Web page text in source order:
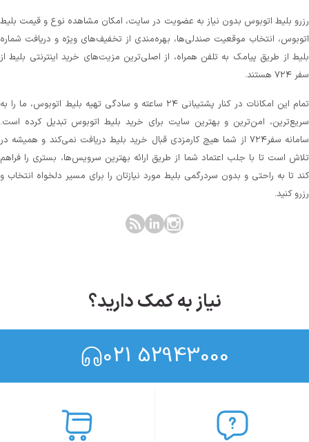
رزرو بلیط اتوبوس بدون نیاز به عضویت در سایت، امکان مشاهده نوع و قیمت بلیط
اتوبوس، انتخاب موقعیت صندلی‌ها، بهره‌مندی از تخفیف‌های ویژه و دریافت شماره‌
بلیط از طریق پیامک به تلفن همراه، از اصلی‌ترین مزیت‌های خرید اینترنتی بلیط از
سفر ۷۲۴ هستند.
تمام این امکانات در کنار پشتیبانی‌ ۲۴ ساعته و سادگی تهیه بلیط اتوبوس، ما را به
سریع‌ترین، امن‌ترین و بهترین سایت برای خرید بلیط اتوبوس تبدیل کرده است.
سامانه سفر۷۲۴ از شما هیچ کارمزدی قبال خرید بلیط دریافت نمی‌کند و همیشه در
تلاش است تا با جلب اعتماد شما از طریق ارائه بهترین سرویس‌ها، بستری را فراهم
کند تا به راحتی و بدون سردرگمی بلیط مورد نیازتان را برای مسیر دلخواه انتخاب و
رزرو کنید.
نیاز به کمک دارید؟
021 52943000